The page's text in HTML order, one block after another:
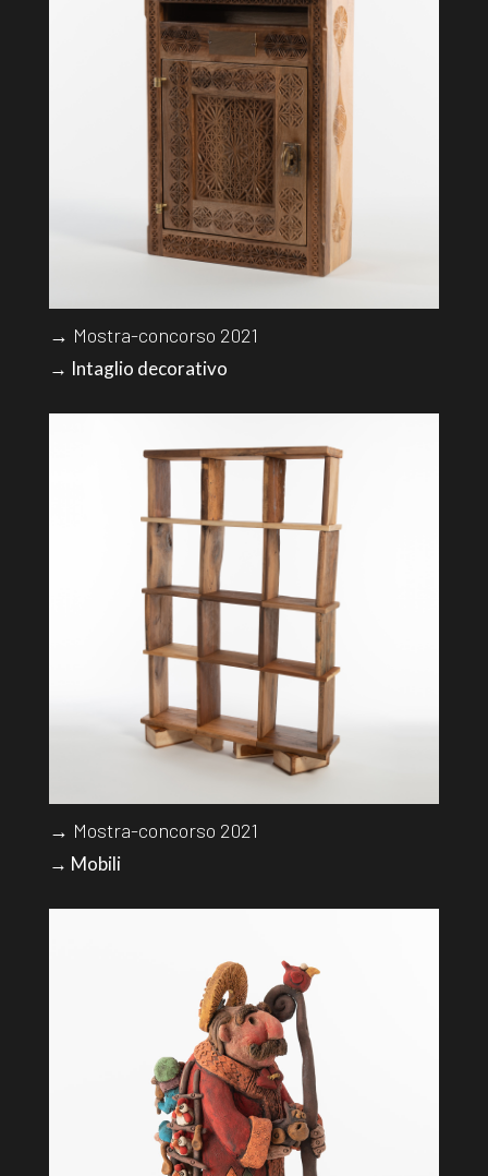
→ Mostra-concorso 2021
→ Intaglio decorativo
→ Mostra-concorso 2021
→ Mobili